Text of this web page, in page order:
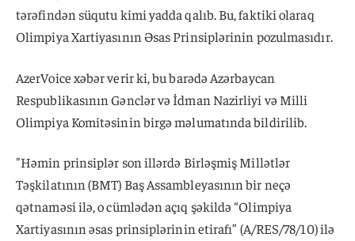
tərəfindən süqutu kimi yadda qalıb. Bu, faktiki olaraq
Olimpiya Xartiyasının Əsas Prinsiplərinin pozulmasıdır.
AzerVoice xəbər verir ki, bu barədə Azərbaycan
Respublikasının Gənclər və İdman Nazirliyi və Milli
Olimpiya Komitəsinin birgə məlumatında bildirilib.
"Həmin prinsiplər son illərdə Birləşmiş Millətlər
Təşkilatının (BMT) Baş Assambleyasının bir neçə
qətnaməsi ilə, o cümlədən açıq şəkildə “Olimpiya
Xartiyasının əsas prinsiplərinin etirafı” (A/RES/78/10) ilə